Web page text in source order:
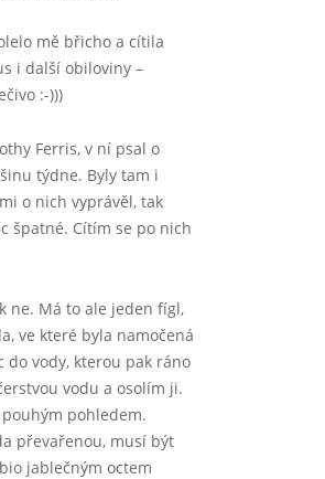
mě břicho a cítila
i další obiloviny –
:-)))
Ferris, v ní psal o
týdne. Byly tam i
o nich vyprávěl, tak
špatné. Cítím se po nich
ne. Má to ale jeden fígl,
ve které byla namočená
vody, kterou pak ráno
vodu a osolím ji.
pohledem.
převařenou, musí být
jablečným octem